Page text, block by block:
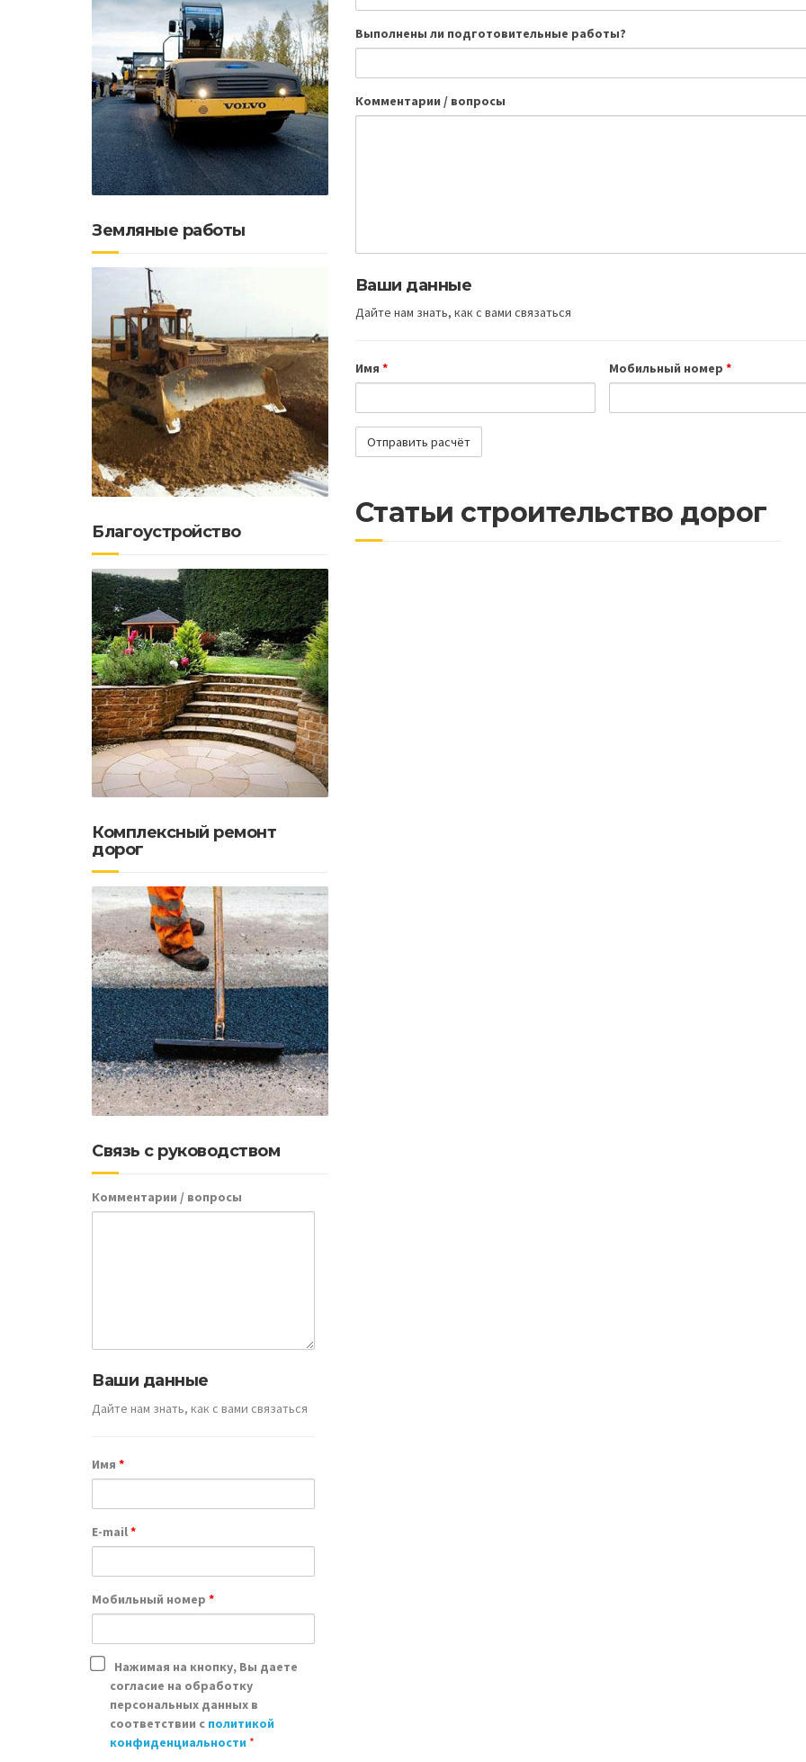
Выполнены ли подготовительные работы?
Комментарии / вопросы
Ваши данные
Дайте нам знать, как с вами связаться
Имя * Мобильный номер *
Статьи строительство дорог
Земляные работы
Благоустройство
Комплексный ремонт
дорог
Связь с руководством
Комментарии / вопросы
Ваши данные
Дайте нам знать, как с вами связаться
Имя *
E-mail*
Мобильный номер *
Нажимая на кнопку, Вы даете
согласие на обработку
персональных данных в
соответствии с политикой
конфиденциальности *